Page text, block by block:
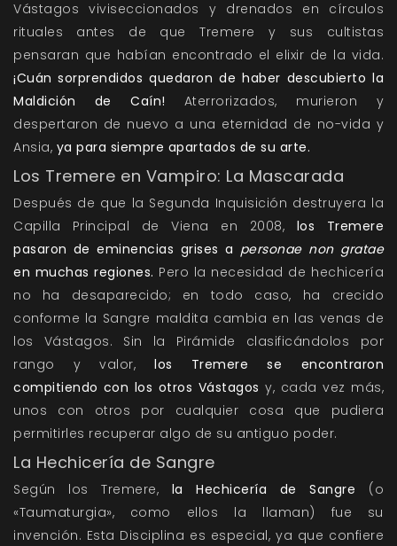
Vástagos viviseccionados y drenados en círculos
rituales antes de que Tremere y sus cultistas
pensaran que habían encontrado el elixir de la vida.
¡Cuán sorprendidos quedaron de haber descubierto la
Maldición de Caín! Aterrorizados, murieron y
despertaron de nuevo a una eternidad de no-vida y
Ansia, ya para siempre apartados de su arte.
Los Tremere en Vampiro: La Mascarada
Después de que la Segunda Inquisición destruyera la
Capilla Principal de Viena en 2008, los Tremere
pasaron de eminencias grises a personae non gratae
en muchas regiones. Pero la necesidad de hechicería
no ha desaparecido; en todo caso, ha crecido
conforme la Sangre maldita cambia en las venas de
los Vástagos. Sin la Pirámide clasificándolos por
rango y valor,los Tremere se encontraron
compitiendo con los otros Vástagos y, cada vez más,
unos con otros por cualquier cosa que pudiera
permitirles recuperar algo de su antiguo poder.
La Hechicería de Sangre
Según los Tremere, la Hechicería de Sangre (o
«Taumaturgia», como ellos la llaman) fue su
invención. Esta Disciplina es especial, ya que confiere